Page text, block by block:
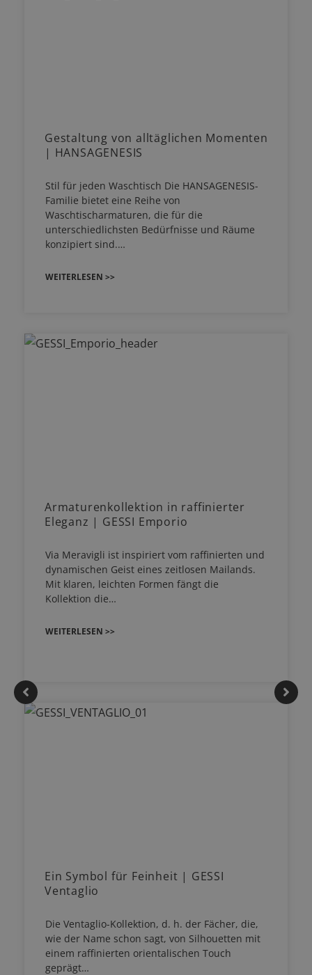
Gestaltung von alltäglichen Momenten
| HANSAGENESIS
Stil für jeden Waschtisch Die HANSAGENESIS-
Familie bietet eine Reihe von
Waschtischarmaturen, die für die
unterschiedlichsten Bedürfnisse und Räume
konzipiert sind.…
WEITERLESEN >>
Armaturenkollektion in raffinierter
Eleganz | GESSI Emporio
Via Meravigli ist inspiriert vom raffinierten und
dynamischen Geist eines zeitlosen Mailands.
Mit klaren, leichten Formen fängt die
Kollektion die…
WEITERLESEN >>
Ein Symbol für Feinheit | GESSI
Ventaglio
Die Ventaglio-Kollektion, d. h. der Fächer, die,
wie der Name schon sagt, von Silhouetten mit
einem raffinierten orientalischen Touch
geprägt…